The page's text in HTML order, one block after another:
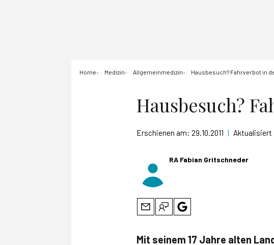
Home Medizin Allgemeinmedizin Hausbesuch? Fahrverbot in
Hausbesuch?
Erschienen am: 29.10.2011 | Aktualisiert
RA Fabian Gritschneder
Mit seinem 17 Jahre alten